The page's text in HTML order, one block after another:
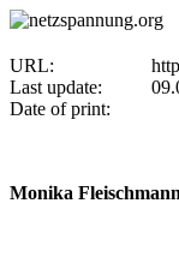
URL:
Last update:
Date of print:
Monika Fleischmann